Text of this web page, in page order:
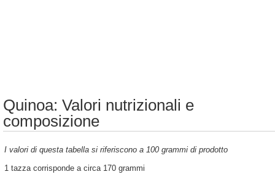
Quinoa: Valori nutrizionali e
composizione
I valori di questa tabella si riferiscono a 100 grammi di prodotto
1 tazza corrisponde a circa 170 grammi